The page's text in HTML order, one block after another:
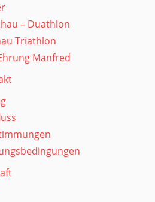
– Duathlon
Triathlon
Manfred